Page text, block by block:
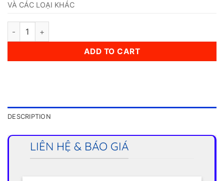
VÀ CÁC LOẠI KHÁC
Dây Cáp Inox 201 4mm quantity
ADD TO CART
DESCRIPTION
LIÊN HỆ & BÁO GIÁ